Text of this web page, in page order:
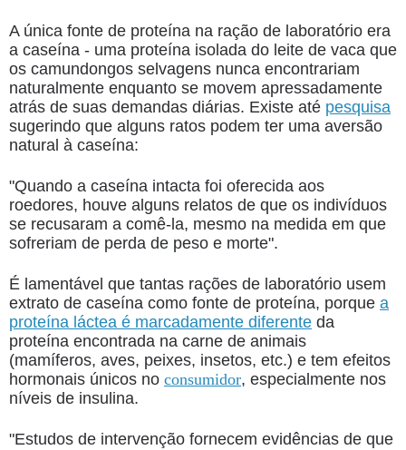
A única fonte de proteína na ração de laboratório era
a caseína - uma proteína isolada do leite de vaca que
os camundongos selvagens nunca encontrariam
naturalmente enquanto se movem apressadamente
atrás de suas demandas diárias. Existe até pesquisa
sugerindo que alguns ratos podem ter uma aversão
natural à caseína:
"Quando a caseína intacta foi oferecida aos
roedores, houve alguns relatos de que os indivíduos
se recusaram a comê-la, mesmo na medida em que
sofreriam de perda de peso e morte".
É lamentável que tantas rações de laboratório usem
extrato de caseína como fonte de proteína, porque a
proteína láctea é marcadamente diferente da
proteína encontrada na carne de animais
(mamíferos, aves, peixes, insetos, etc.) e tem efeitos
hormonais únicos no consumidor, especialmente nos
níveis de insulina.
"Estudos de intervenção fornecem evidências de que